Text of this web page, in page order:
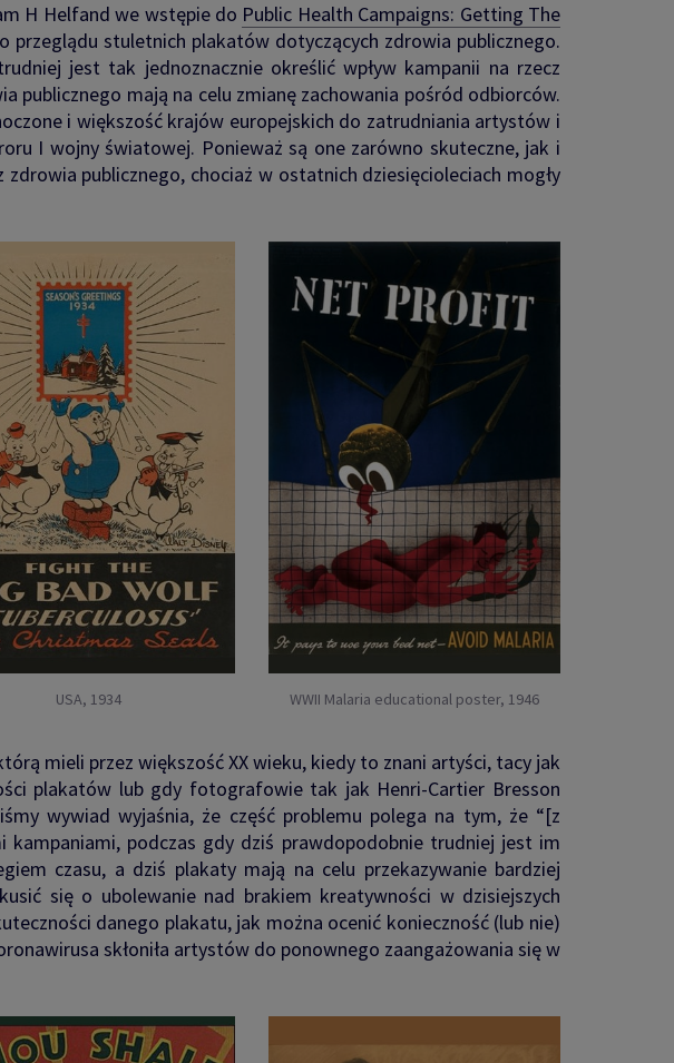
H Helfand we wstępie do Public Health Campaigns: Getting The
stuletnich plakatów dotyczących zdrowia publicznego.
jest tak jednoznacznie określić wpływ kampanii na rzecz
publicznego mają na celu zmianę zachowania pośród odbiorców.
i większość krajów europejskich do zatrudniania artystów i
I wojny światowej. Ponieważ są one zarówno skuteczne, jak i
publicznego, chociaż w ostatnich dziesięcioleciach mogły
USA, 1934 WWII Malaria educational poster, 1946
mieli przez większość XX wieku, kiedy to znani artyści, tacy jak
plakatów lub gdy fotografowie tak jak Henri-Cartier Bresson
wywiad wyjaśnia, że część problemu polega na tym, że “[z
podczas gdy dziś prawdopodobnie trudniej jest im
czasu, a dziś plakaty mają na celu przekazywanie bardziej
się o ubolewanie nad brakiem kreatywności w dzisiejszych
danego plakatu, jak można ocenić konieczność (lub nie)
skłoniła artystów do ponownego zaangażowania się w